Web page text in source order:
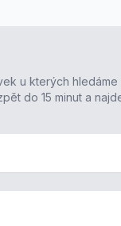
u kterých hledáme
do 15 minut a